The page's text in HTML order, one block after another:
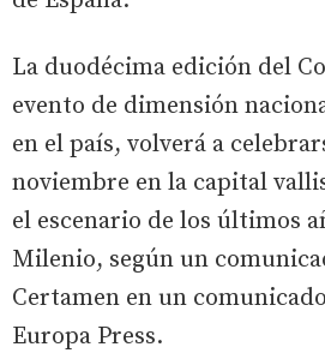
La duodécima edición del
evento de dimensión
en el país, volverá a
noviembre en la capital
el escenario de los últimos
Milenio, según un
Certamen en un
Europa Press.